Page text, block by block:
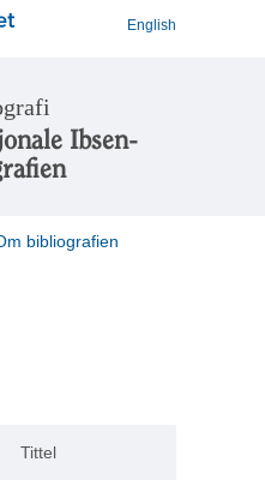
English
Ibsen-
bibliografien
Tittel